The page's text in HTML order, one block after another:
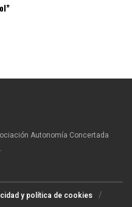
Autonomía Concertada
.
y política de cookies